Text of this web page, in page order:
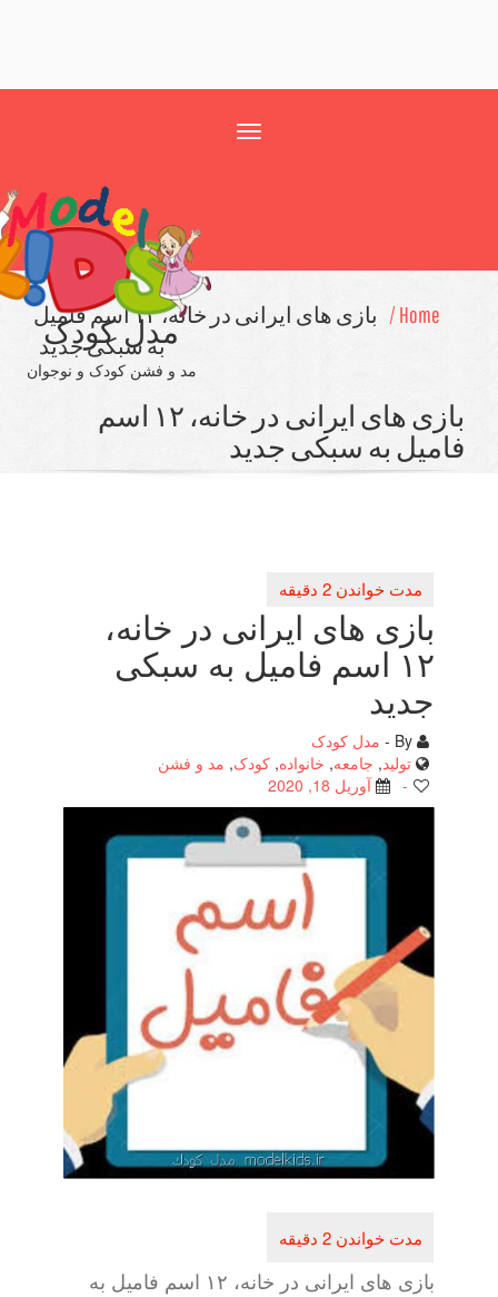
مدل کودک
مد و فشن کودک و نوجوان
بازی های ایرانی در خانه، ۱۲ اسم فامیل
به سبكی جدید
بازی های ایرانی در خانه، ۱۲ اسم
به سبكی جدید
بازی های ایرانی در خانه،
۱۲ اسم فامیل به سبكی
جدید
مدل کودک
جامعه,خانواده, کودک,مد و فشن
آوریل 18, 2020
بازی های ایرانی در خانه، ۱۲ اسم فامیل به